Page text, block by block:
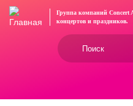
Перейти
Группа компаний Concert
концертови праздников.